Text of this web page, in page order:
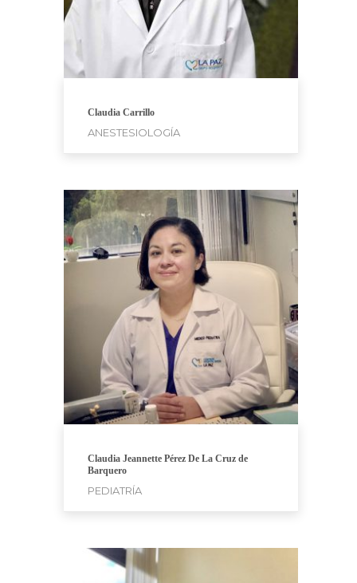
Claudia Carrillo
ANESTESIOLOGÍA
Claudia Jeannette Pérez De La Cruz de
Barquero
PEDIATRÍA